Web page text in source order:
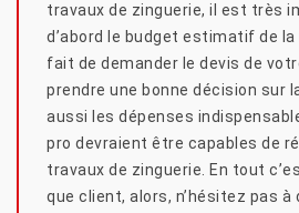
travaux de zinguerie, il est très
d’abord le budget estimatif de
fait de demander le devis de
prendre une bonne décision sur
aussi les dépenses
pro devraient être capables de
travaux de zinguerie. En tout
que client, alors, n’hésitez pas à